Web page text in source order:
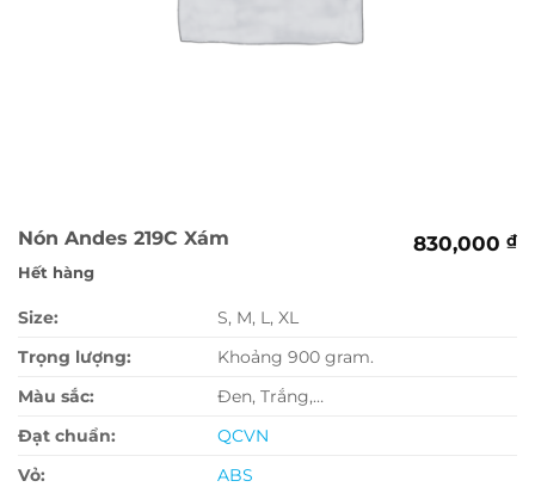
Nón Andes 219C Xám 830,000 ₫
Hết hàng
Size:
S, M, L, XL
Trọng lượng:
Khoảng 900 gram.
Màu sắc:
Đen, Trắng,…
Đạt chuẩn:
QCVN
Vỏ:
ABS